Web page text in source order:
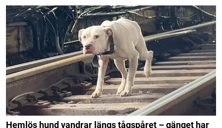
Hemlös hund vandrar längs tågspåret – gänget har